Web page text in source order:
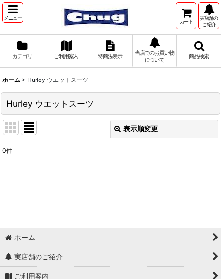
メニュー
カート
実店舗の
ご紹介
カテゴリ ご利用案内 特商法表示
当店でのお買い物
について
商品検索
ホーム > Hurley ウエットスーツ
Hurley ウエットスーツ
表示順変更
0件
ホーム
実店舗のご紹介
ご利用案内